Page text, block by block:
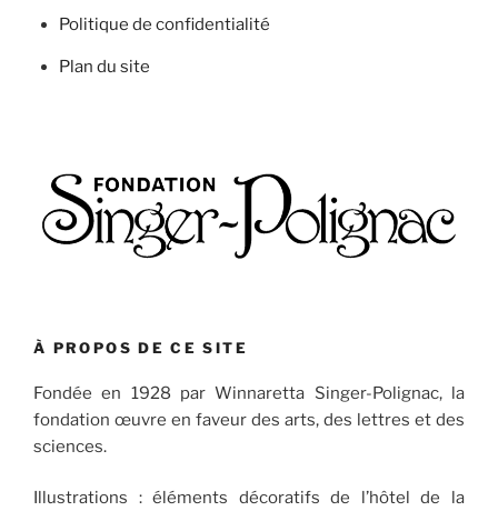
Politique de confidentialité
Plan du site
À PROPOS DE CE SITE
Fondée en 1928 par Winnaretta Singer-Polignac, la
fondation œuvre en faveur des arts, des lettres et des
sciences.
Illustrations : éléments décoratifs de l’hôtel de la